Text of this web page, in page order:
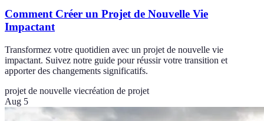
Comment Créer un Projet de Nouvelle Vie
Impactant
Transformez votre quotidien avec un projet de nouvelle vie
impactant. Suivez notre guide pour réussir votre transition et
apporter des changements significatifs.
projet de nouvelle viecréation de projet
Aug 5